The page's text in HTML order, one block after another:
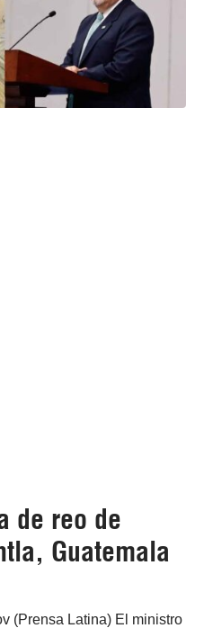
de reo de
Guatemala
(Prensa Latina) El ministro